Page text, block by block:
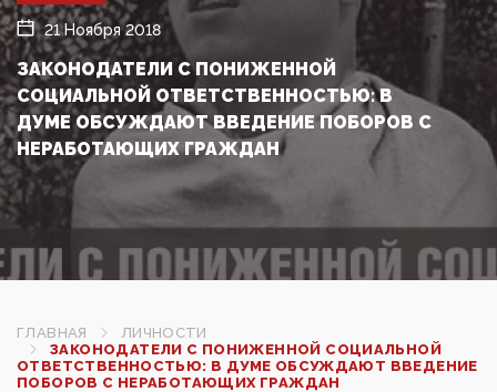
21 Ноября 2018
ЗАКОНОДАТЕЛИ С ПОНИЖЕННОЙ
СОЦИАЛЬНОЙ ОТВЕТСТВЕННОСТЬЮ: В
ДУМЕ ОБСУЖДАЮТ ВВЕДЕНИЕ ПОБОРОВ С
НЕРАБОТАЮЩИХ ГРАЖДАН
ГЛАВНАЯ
ЛИЧНОСТИ
ЗАКОНОДАТЕЛИ С ПОНИЖЕННОЙ СОЦИАЛЬНОЙ
ОТВЕТСТВЕННОСТЬЮ: В ДУМЕ ОБСУЖДАЮТ ВВЕДЕНИЕ
ПОБОРОВ С НЕРАБОТАЮЩИХ ГРАЖДАН